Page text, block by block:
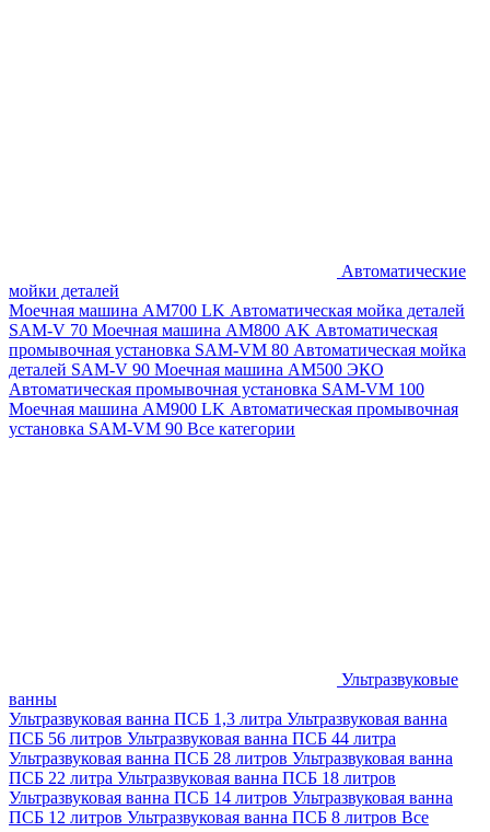
Автоматические
мойки деталей
Моечная машина AM700 LK Автоматическая мойка деталей
SAM-V 70 Моечная машина АМ800 AK Автоматическая
промывочная установка SAM-VM 80 Автоматическая мойка
деталей SAM-V 90 Моечная машина АМ500 ЭКО
Автоматическая промывочная установка SAM-VM 100
Моечная машина AM900 LK Автоматическая промывочная
установка SAM-VM 90 Все категории
Ультразвуковые
ванны
Ультразвуковая ванна ПСБ 1,3 литра Ультразвуковая ванна
ПСБ 56 литров Ультразвуковая ванна ПСБ 44 литра
Ультразвуковая ванна ПСБ 28 литров Ультразвуковая ванна
ПСБ 22 литра Ультразвуковая ванна ПСБ 18 литров
Ультразвуковая ванна ПСБ 14 литров Ультразвуковая ванна
ПСБ 12 литров Ультразвуковая ванна ПСБ 8 литров Все